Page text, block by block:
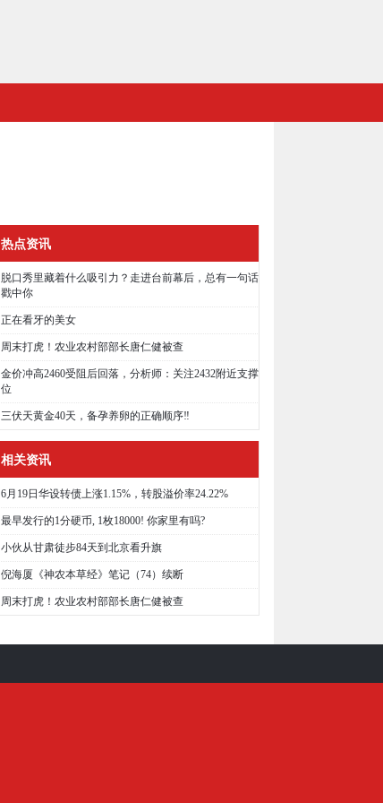
热点资讯
脱口秀里藏着什么吸引力？走进台前幕后，总有一句话
戳中你
正在看牙的美女
周末打虎！农业农村部部长唐仁健被查
金价冲高2460受阻后回落，分析师：关注2432附近支撑
位
三伏天黄金40天，备孕养卵的正确顺序‼
相关资讯
6月19日华设转债上涨1.15%，转股溢价率24.22%
最早发行的1分硬币, 1枚18000! 你家里有吗?
小伙从甘肃徒步84天到北京看升旗
倪海厦《神农本草经》笔记（74）续断
周末打虎！农业农村部部长唐仁健被查